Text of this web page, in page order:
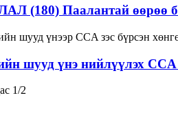
(180) Паалантай өөрөө
шууд үнэ нийлүүлэх CCA
1/2